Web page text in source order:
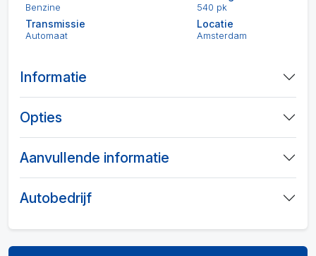
Benzine 540 pk
Transmissie
Automaat
Locatie
Amsterdam
Informatie
Opties
Aanvullende informatie
Autobedrijf